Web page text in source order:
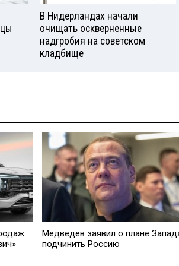
В Нидерландах начали
очищать оскверненные
надгробия на советском
кладбище
Медведев заявил о плане
подчинить Россию